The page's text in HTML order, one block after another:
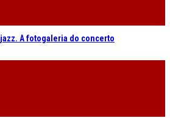
A fotogaleria do concerto